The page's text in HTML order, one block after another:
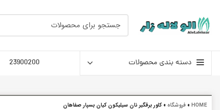
دسته بندی محصولات 23900200
HOME
» فروشگاه » کاور برقگیر نان سیلیکون کیان بسپار صفاهان